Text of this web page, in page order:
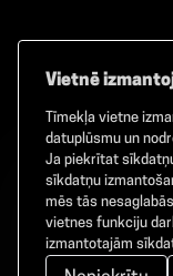
Facebook
©2026
Vietnē
Tīmekļa vietne
datuplūsmu un
Ja piekrītat
sīkdatņu
mēs tās
vietnes funkciju
izmantotajām